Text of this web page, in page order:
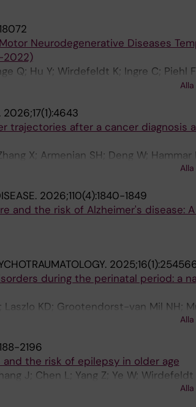
Neurodegenerative Diseases
2022)
Q; Hu Y; Wirdefeldt K; Ingre C; Piehl
Bruneteau G; Louapre C; Corvol J-C;
2026;17(1):4643
trajectories after a cancer diagnosis
X; Armenian SH; Deng W; Hammar
2026;110(4):1840-1849
and the risk of Alzheimer's disease:
during the perinatal period: a
KD; Grootendorst-van Mil NH;
2196
the risk of epilepsy in older age
J; Chen L; Yang Z; Ye W; Wirdefeldt